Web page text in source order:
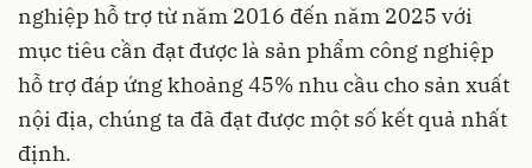
nghiệp hỗ trợ từ năm 2016 đến năm 2025 với
mục tiêu cần đạt được là sản phẩm công nghiệp
hỗ trợ đáp ứng khoảng 45% nhu cầu cho sản xuất
nội địa, chúng ta đã đạt được một số kết quả nhất
định.